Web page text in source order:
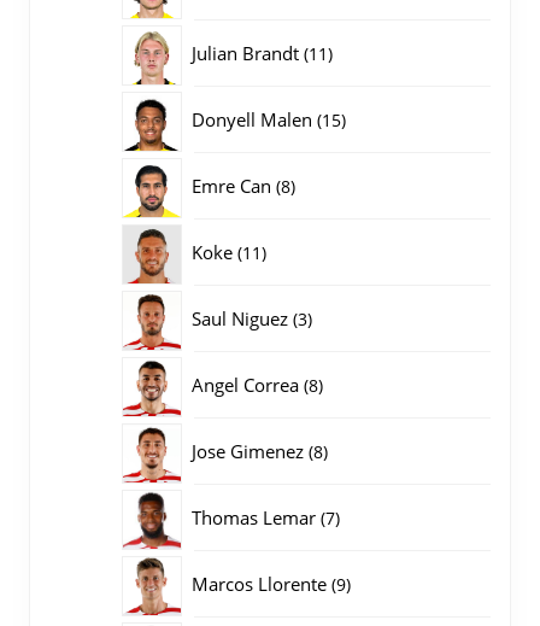
Julian Brandt 1111
Donyell Malen 1515
Emre Can 88
Koke 1111
Saul Niguez 33
Angel Correa 88
Jose Gimenez 88
Thomas Lemar 77
Marcos Llorente 99